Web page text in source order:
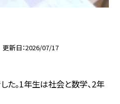
更新日 2026/07/17
た。1年生は社会と数学、2年